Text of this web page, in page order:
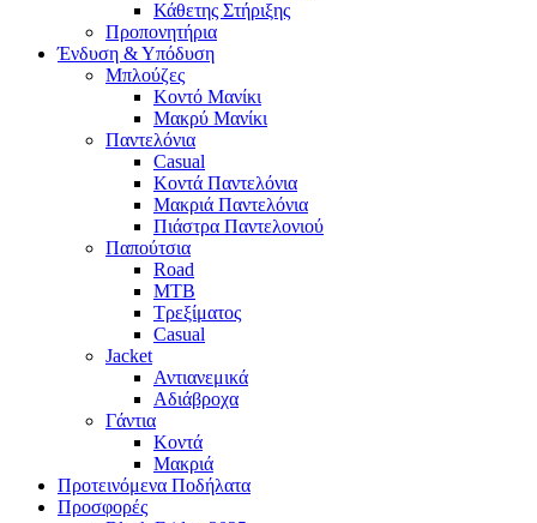
Κάθετης Στήριξης
Προπονητήρια
Ένδυση & Υπόδυση
Μπλούζες
Κοντό Μανίκι
Μακρύ Μανίκι
Παντελόνια
Casual
Κοντά Παντελόνια
Μακριά Παντελόνια
Πιάστρα Παντελονιού
Παπούτσια
Road
MTB
Τρεξίματος
Casual
Jacket
Αντιανεμικά
Αδιάβροχα
Γάντια
Κοντά
Μακριά
Προτεινόμενα Ποδήλατα
Προσφορές